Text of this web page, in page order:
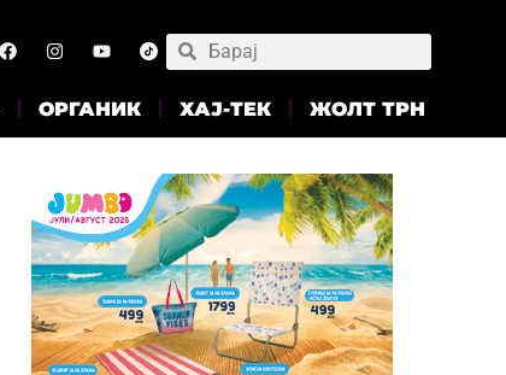
ОРГАНИК ХАЈ-ТЕК ЖОЛТ ТРН